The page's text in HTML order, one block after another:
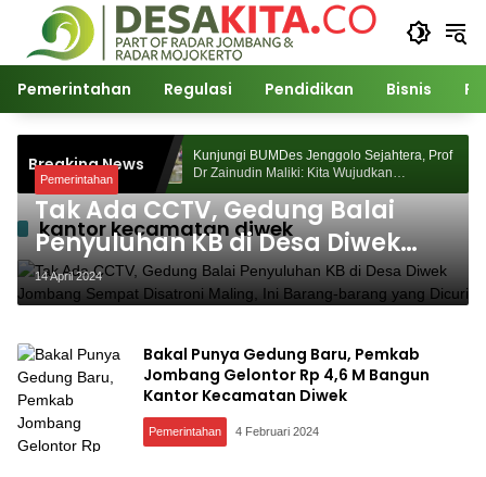
Langsung
konten
Pemerintahan Regulasi Pendidikan Bisnis
Breaking News
Prof
Desa
Kunjungi BUMDes Jenggolo Sejahtera, Prof
Dr Zainudin Maliki: Kita Wujudkan
Kemandirian Ekonomi dengan Potensi Desa
kantor kecamatan diwek
Pemerintahan
Tak Ada CCTV, Gedung Balai
Penyuluhan KB di Desa Diwek
Jombang Sempat Disatroni
Maling, Ini Barang-barang yang
Dicuri
14 April 2024
Bakal Punya Gedung Baru, Pemkab
Jombang Gelontor Rp 4,6 M Bangun
Kantor Kecamatan Diwek
Pemerintahan 4 Februari 2024